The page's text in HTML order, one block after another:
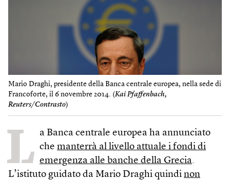
Mario Draghi, presidente della Banca centrale europea, nella sede di
Francoforte, il 6 novembre 2014. (Kai Pfaffenbach,
Reuters/Contrasto)
L a Banca centrale europea ha annunciato
che manterrà al livello attuale i fondi di
emergenza alle banche della Grecia.
L’istituto guidato da Mario Draghi quindi non